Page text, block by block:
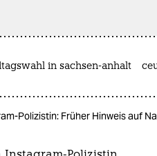
in sachsen-anhalt
Polizistin: Früher Hinweis auf